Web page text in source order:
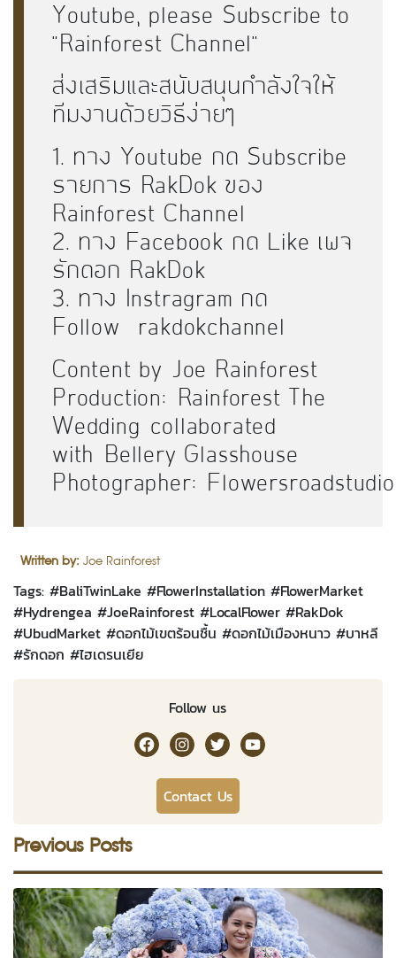
Youtube, please Subscribe to
" Rainforest Channel"
ส่งเสริมและสนับสนุนกำลังใจให้
ทีมงานด้วยวิธีง่ายๆ
1. ทาง Youtube กด Subscribe
รายการ RakDok ของ
Rainforest Channel
2. ทาง Facebook กด Like เพจ
รักดอก RakDok
3. ทาง Instragram กด
Follow rakdokchannel
Content by Joe Rainforest
Production:
Rainforest The
Wedding collaborated
with
Bellery Glasshouse
Photographer:
Flowersroadstudio
Written by: Joe Rainforest
Tags: #BaliTwinLake #FlowerInstallation #FlowerMarket
#Hydrengea #JoeRainforest #LocalFlower #RakDok
#UbudMarket #ดอกไม้เขตร้อนชื้น #ดอกไม้เมืองหนาว #บาหลี
#รักดอก #ไฮเดรนเยีย
Follow us
RakDok Channel Facebook
RakDok Channel Instagram
RakDok Twitter
Rakdok Channel
Contact Us
Previous Posts